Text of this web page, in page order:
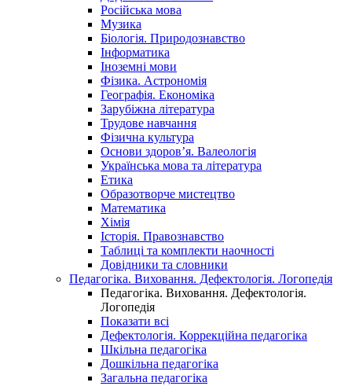
Російська мова
Музика
Біологія. Природознавство
Інформатика
Іноземні мови
Фізика. Астрономія
Географія. Економіка
Зарубіжна література
Трудове навчання
Фізична культура
Основи здоров’я. Валеологія
Українська мова та література
Етика
Образотворче мистецтво
Математика
Хімія
Історія. Правознавство
Таблиці та комплекти наочності
Довідники та словники
Педагогіка. Виховання. Дефектологія. Логопедія
Педагогіка. Виховання. Дефектологія.
Логопедія
Показати всі
Дефектологія. Коррекційна педагогіка
Шкільна педагогіка
Дошкільна педагогіка
Загальна педагогіка